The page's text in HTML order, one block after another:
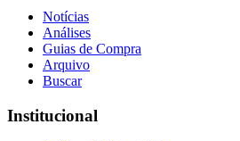
Notícias
Análises
Guias de Compra
Arquivo
Buscar
Institucional